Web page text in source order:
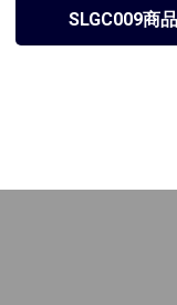
SLGC009商